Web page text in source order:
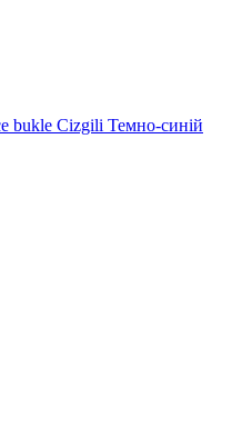
bukle Cizgili Темно-синій